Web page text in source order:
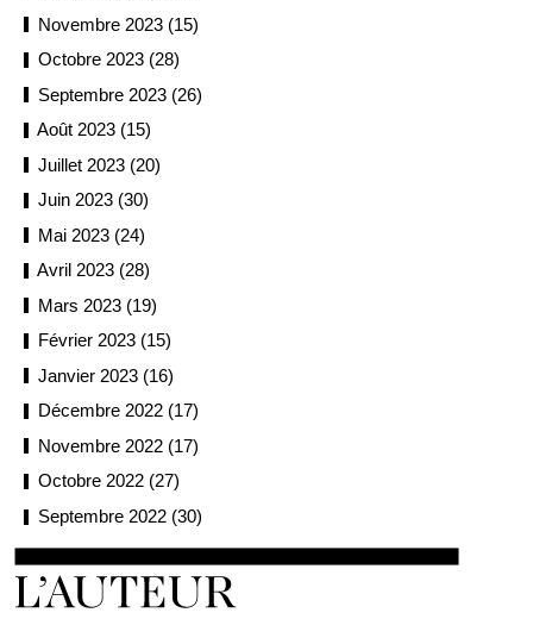
Novembre 2023 (15)
Octobre 2023 (28)
Septembre 2023 (26)
Août 2023 (15)
Juillet 2023 (20)
Juin 2023 (30)
Mai 2023 (24)
Avril 2023 (28)
Mars 2023 (19)
Février 2023 (15)
Janvier 2023 (16)
Décembre 2022 (17)
Novembre 2022 (17)
Octobre 2022 (27)
Septembre 2022 (30)